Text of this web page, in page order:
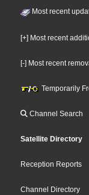
Most recent
[+] Most recent
[-] Most recent
Temporarily
Channel Search
Satellite Directory
Reception Reports
Channel Directory